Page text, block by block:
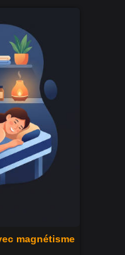
magnétisme